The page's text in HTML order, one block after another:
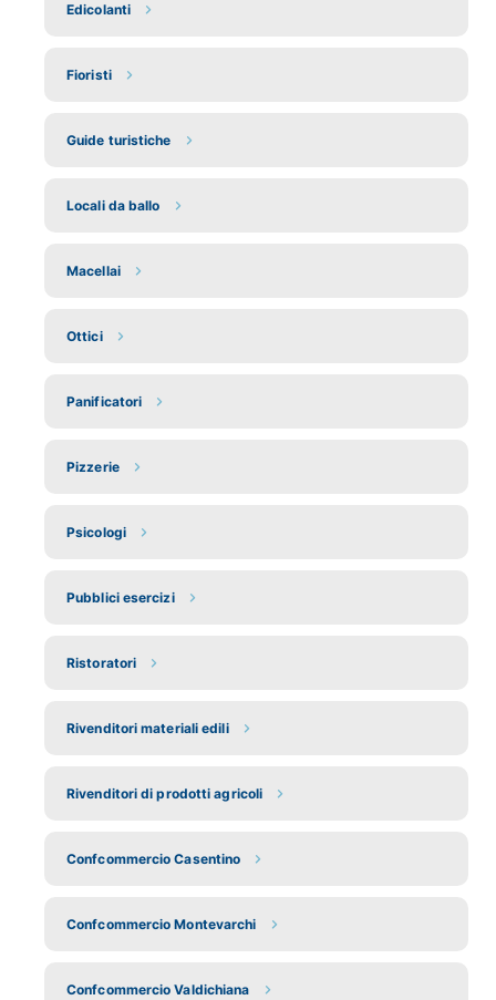
Edicolanti
Fioristi
Guide turistiche
Locali da ballo
Macellai
Ottici
Panificatori
Pizzerie
Psicologi
Pubblici esercizi
Ristoratori
Rivenditori materiali edili
Rivenditori di prodotti agricoli
Confcommercio Casentino
Confcommercio Montevarchi
Confcommercio Valdichiana